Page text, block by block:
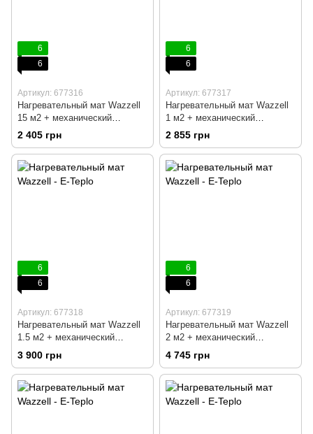
6
6
Артикул: 677316
Нагревательный мат Wazzell
15 м2 + механический
терморегулятор RTC 70
2 405 грн
6
6
Артикул: 677317
Нагревательный мат Wazzell
1 м2 + механический
терморегулятор RTC 70
2 855 грн
6
6
Артикул: 677318
Нагревательный мат Wazzell
1.5 м2 + механический
терморегулятор RTC 70
3 900 грн
6
6
Артикул: 677319
Нагревательный мат Wazzell
2 м2 + механический
терморегулятор RTC 70
4 745 грн